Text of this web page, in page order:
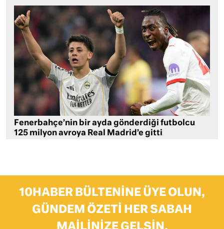
Fenerbahçe’nin bir ayda gönderdiği futbolcu
125 milyon avroya Real Madrid’e gitti
10HABER BÜLTENINE ÜYE OLUN,
GÜNDEM ÖZETI HER SABAH